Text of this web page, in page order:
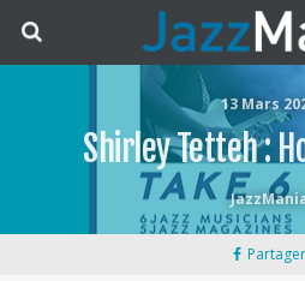
13 Mars
Shirley Tetteh :
Partager